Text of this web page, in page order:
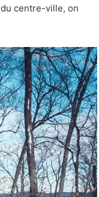
du centre-ville, on